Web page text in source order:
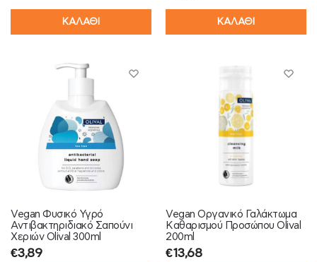
ΚΑΛΑΘΙ ΚΑΛΑΘΙ
Vegan Φυσικό Υγρό
Αντιβακτηριδιακό Σαπούνι
Χεριών Olival 300ml
€3,89
Vegan Οργανικό Γαλάκτωμα
Καθαρισμού Προσώπου Olival
200ml
€13,68